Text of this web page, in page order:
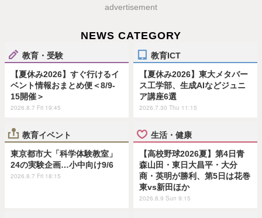
advertisement
NEWS CATEGORY
教育・受験
【夏休み2026】すぐ行けるイ
ベント情報おまとめ便＜8/9-
15開催＞
2026.8.7 Fri 19:45
教育ICT
【夏休み2026】東大メタバー
ス工学部、生成AIなどジュニ
ア講座6選
2026.7.30 Thu 11:15
教育イベント
東京都市大「科学体験教室」
24の実験企画…小中向け9/6
2026.8.7 Fri 18:15
生活・健康
【高校野球2026夏】第4日青
森山田・東日大昌平・大分
商・英明が勝利、第5日は花巻
東vs新田ほか
2026.8.9 Sun 9:15